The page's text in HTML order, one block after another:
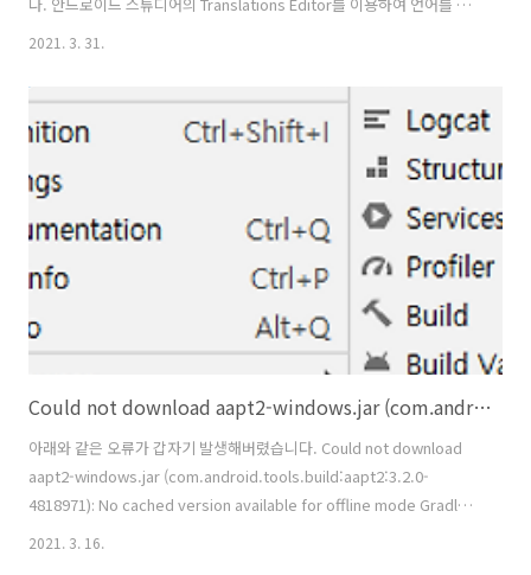
가하여 다국어 지원을 하는 방법입니다. 1. res/values/string.xml을 엽
다. 3. Translations Editor에서 한국어를 추가합니다. 4. 다국어 작업을
합니다. - Defalut Value : 영어 - Korean : 한국어 ※ 다국어 테스트는
폰의 언어를 바꾸어서 진행 하시며 됩니다.
2021. 3. 31.
Could not download aapt2-windows.jar (com.android.tools.build:aapt2:3.2.0-4818971): No cached version available for offline mode
아래와 같은 오류가 갑자기 발생해버렸습니다. Could not download
aapt2-windows.jar (com.android.tools.build:aapt2:3.2.0-
4818971): No cached version available for offline mode Gradle
이 Offline Mode로 설정이 되어있어 해당 Jar를 다운로드 할 수 없어서
2021. 3. 16.